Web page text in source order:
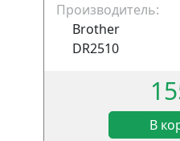
Производитель:
Brother
DR2510
В